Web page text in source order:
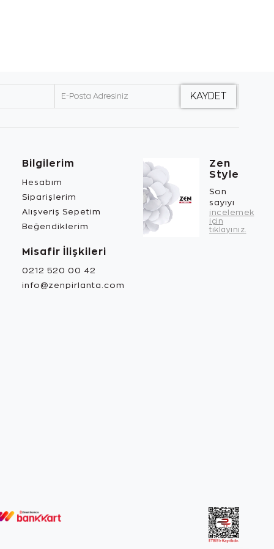
Bilgilerim
Hesabım
Siparişlerim
Alışveriş Sepetim
Beğendiklerim
Misafir İlişkileri
0212 520 00 42
info@zenpirlanta.com
Zen
Style
Son
sayıyı
incelemek
için
tıklayınız.